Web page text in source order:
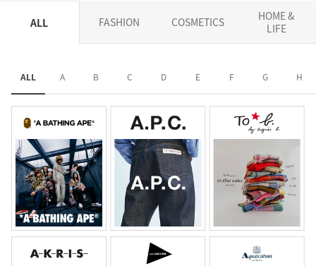
ALL FASHION COSMETICS
HOME &
LIFE
ALL A B C D E F G H